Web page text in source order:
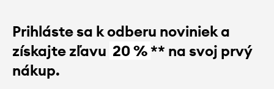
Prihláste sa k odberu noviniek a
získajte zľavu 20 %** na svoj prvý
nákup.